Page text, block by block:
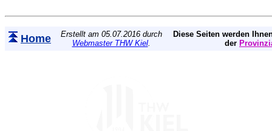
Home
Erstellt am 05.07.2016 durch
Webmaster THW Kiel.
Diese Seiten werden
der